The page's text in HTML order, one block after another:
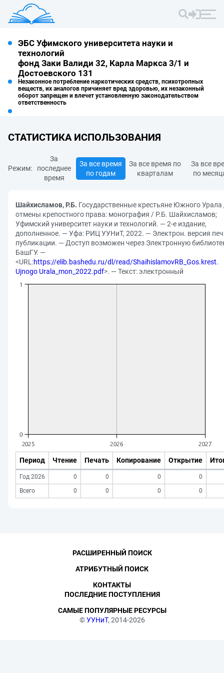
ЭБС Уфимского университета науки и
технологий
фонд Заки Валиди 32, Карла Маркса 3/1 и
Достоевского 131
Незаконное потребление наркотических средств, психотропных
веществ, их аналогов причиняет вред здоровью, их незаконный
оборот запрещен и влечет установленную законодательством
ответственность
СТАТИСТИКА ИСПОЛЬЗОВАНИЯ
Режим:
За
последнее
время
За все время
по годам
За все время по
кварталам
За все
по
Шайхисламов, Р.Б. Государственные крестьяне Южного Урала
отмены крепостного права: монография / Р.Б. Шайхисламов;
Уфимский университет науки и технологий. — 2-е издание,
дополненное. — Уфа: РИЦ УУНиТ, 2022. — Электрон. версия
публикации. — Доступ возможен через Электронную
БашГУ. —
<URL:https://elib.bashedu.ru/dl/read/ShaihislamovRB_Gos.krest.
Ujnogo Urala_mon_2022.pdf>. — Текст: электронный
Период Чтение Печать Копирование Открытие
Год 2026 0 0 0
0
Всего
0 0 0 0
©УУНиТ, 2014-2026
РАСШИРЕННЫЙ ПОИСК
АТРИБУТНЫЙ ПОИСК
КОНТАКТЫ
ПОСЛЕДНИЕ ПОСТУПЛЕНИЯ
САМЫЕ ПОПУЛЯРНЫЕ РЕСУРСЫ